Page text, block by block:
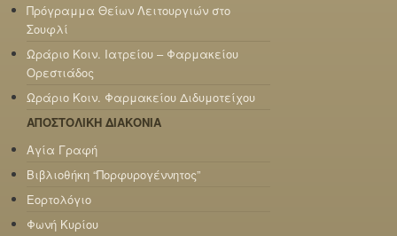
Πρόγραμμα Θείων Λειτουργιών στο
Σουφλί
Ωράριο Κοιν. Ιατρείου – Φαρμακείου
Ορεστιάδος
Ωράριο Κοιν. Φαρμακείου Διδυμοτείχου
ΑΠΟΣΤΟΛΙΚΗ ΔΙΑΚΟΝΙΑ
Αγία Γραφή
Βιβλιοθήκη “Πορφυρογέννητος”
Εορτολόγιο
Φωνή Κυρίου